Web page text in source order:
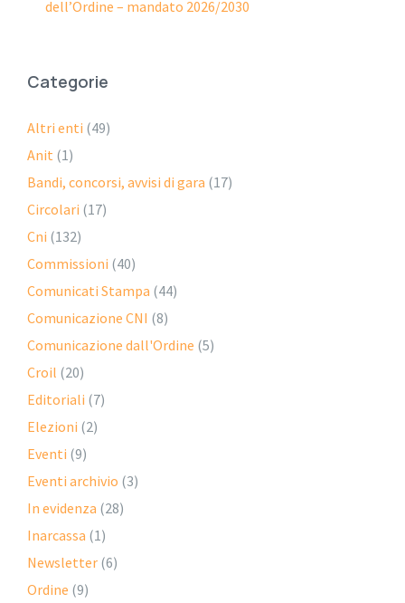
dell’Ordine – mandato 2026/2030
Categorie
Altri enti (49)
Anit (1)
Bandi, concorsi, avvisi di gara (17)
Circolari (17)
Cni (132)
Commissioni (40)
Comunicati Stampa (44)
Comunicazione CNI (8)
Comunicazione dall'Ordine (5)
Croil (20)
Editoriali (7)
Elezioni (2)
Eventi (9)
Eventi archivio (3)
In evidenza (28)
Inarcassa (1)
Newsletter (6)
Ordine (9)